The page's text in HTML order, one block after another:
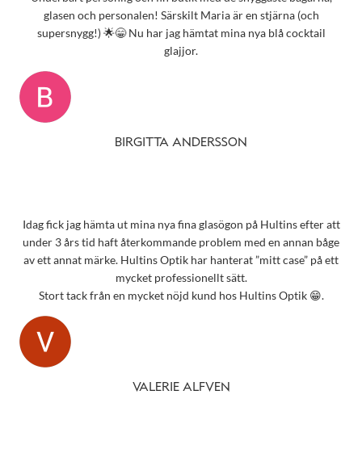
glasen och personalen! Särskilt Maria är en stjärna (och
supersnygg!) 🌟😁 Nu har jag hämtat mina nya blå cocktail
glajjor.
BIRGITTA ANDERSSON
Idag fick jag hämta ut mina nya fina glasögon på Hultins efter att
under 3 års tid haft återkommande problem med en annan båge
av ett annat märke. Hultins Optik har hanterat ”mitt case” på ett
mycket professionellt sätt.
Stort tack från en mycket nöjd kund hos Hultins Optik 😁.
VALERIE ALFVEN